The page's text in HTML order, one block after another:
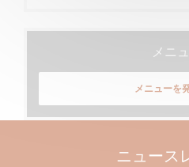
メニ
メニューを
ニュース